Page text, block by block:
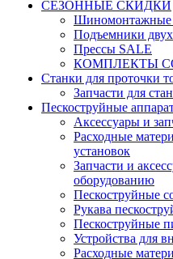
СЕЗОННЫЕ СКИДКИ
Шиномонтажные
Подъемники
Прессы SALE
КОМПЛЕКТЫ
Станки для проточки
Запчасти для
Пескоструйные
Аксессуары и
Расходные
установок
Запчасти и
оборудованию
Пескоструйные
Рукава
Пескоструйные
Устройства для
Расходные